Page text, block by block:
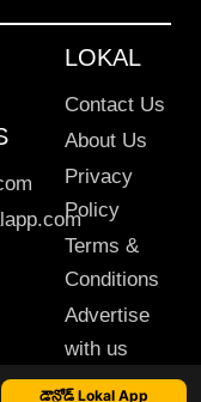
డౌన్లోడ్ Lokal App
LOKAL
Contact Us
About Us
Privacy
Policy
Terms &
Conditions
Advertise
with us
Sitemap